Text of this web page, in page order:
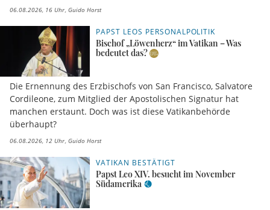
06.08.2026, 16 Uhr Guido Horst
PAPST LEOS PERSONALPOLITIK
Bischof „Löwenherz“ im Vatikan – Was
bedeutet das?
Die Ernennung des Erzbischofs von San Francisco, Salvatore
Cordileone, zum Mitglied der Apostolischen Signatur hat
manchen erstaunt. Doch was ist diese Vatikanbehörde
überhaupt?
06.08.2026, 12 Uhr Guido Horst
VATIKAN BESTÄTIGT
Papst Leo XIV. besucht im November
Südamerika